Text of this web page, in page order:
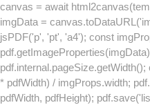
canvas = await
imgData =
jsPDF('p', 'pt', 'a4'); const
* pdfWidth) / imgProps.width;
pdfWidth, pdfHeight);